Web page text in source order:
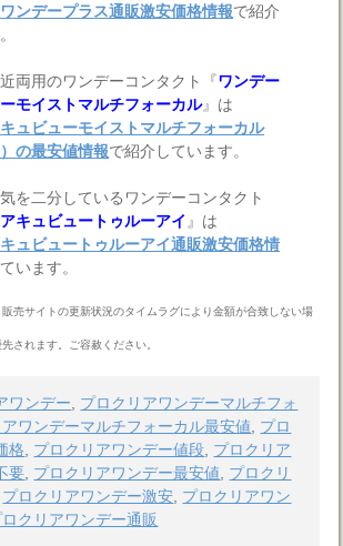
ンデープラス通販激安価格情報で紹介
両用のワンデーコンタクト『ワンデー
モイストマルチフォーカル』は
ュビューモイストマルチフォーカル
）の最安値情報で紹介しています。
を二分しているワンデーコンタクト
キュビュートゥルーアイ 』は
ュビュートゥルーアイ通販激安価格情
います。
売サイトの更新状況のタイムラグにより金額が合致しない場
されます。ご容赦ください。
ワンデー
プロクリアワンデーマルチフォ
ワンデーマルチフォーカル最安値
プロ
格
プロクリアワンデー値段 プロクリア
要 プロクリアワンデー最安値
プロクリ
プロクリアワンデー激安 プロクリアワン
ロクリアワンデー通販